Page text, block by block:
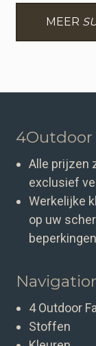
MEER
4Outdoor
Alle prijzen
exclusief
Werkelijke
op uw
4 Outdoor
Stoffen